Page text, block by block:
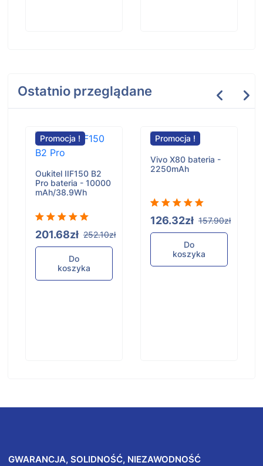
Ostatnio przeglądane
Promocja !
Oukitel IIF150 B2
Pro bateria - 10000
mAh/38.9Wh
201.68zł 252.10zł
Do
koszyka
Promocja !
Vivo X80 bateria -
2250mAh
126.32zł 157.90zł
Do
koszyka
GWARANCJA, SOLIDNOŚĆ, NIEZAWODNOŚĆ